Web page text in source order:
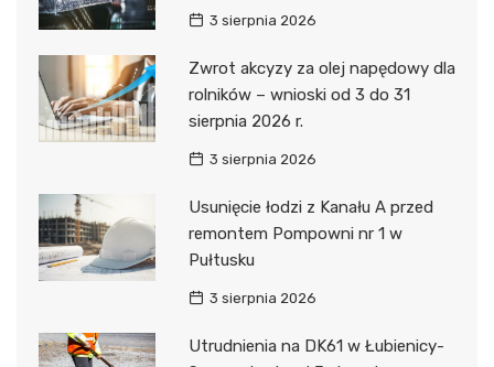
3 sierpnia 2026
Zwrot akcyzy za olej napędowy dla
rolników – wnioski od 3 do 31
sierpnia 2026 r.
3 sierpnia 2026
Usunięcie łodzi z Kanału A przed
remontem Pompowni nr 1 w
Pułtusku
3 sierpnia 2026
Utrudnienia na DK61 w Łubienicy-